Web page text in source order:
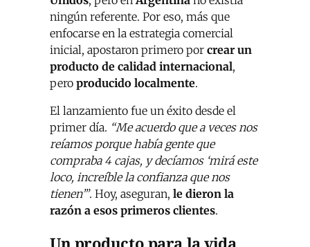
ningún referente. Por eso, más que
enfocarse en la estrategia comercial
inicial, apostaron primero por crear un
producto de calidad internacional,
pero producido localmente.
El lanzamiento fue un éxito desde el
primer día. “Me acuerdo que a veces nos
reíamos porque había gente que
compraba 4 cajas, y decíamos ‘mirá este
loco, increíble la confianza que nos
tienen’”. Hoy, aseguran, le dieron la
razón a esos primeros clientes.